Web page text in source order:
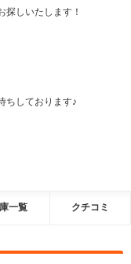
探しいたします！
ちしております♪
一覧 クチコミ